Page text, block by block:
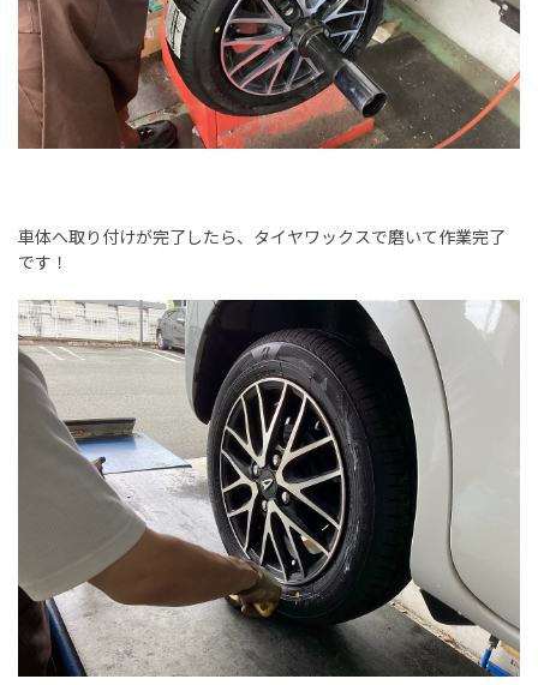
車体へ取り付けが完了したら、タイヤワックスで磨いて作業完了
です！